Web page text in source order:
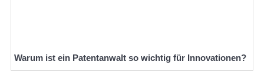
Warum ist ein Patentanwalt so wichtig für Innovationen?